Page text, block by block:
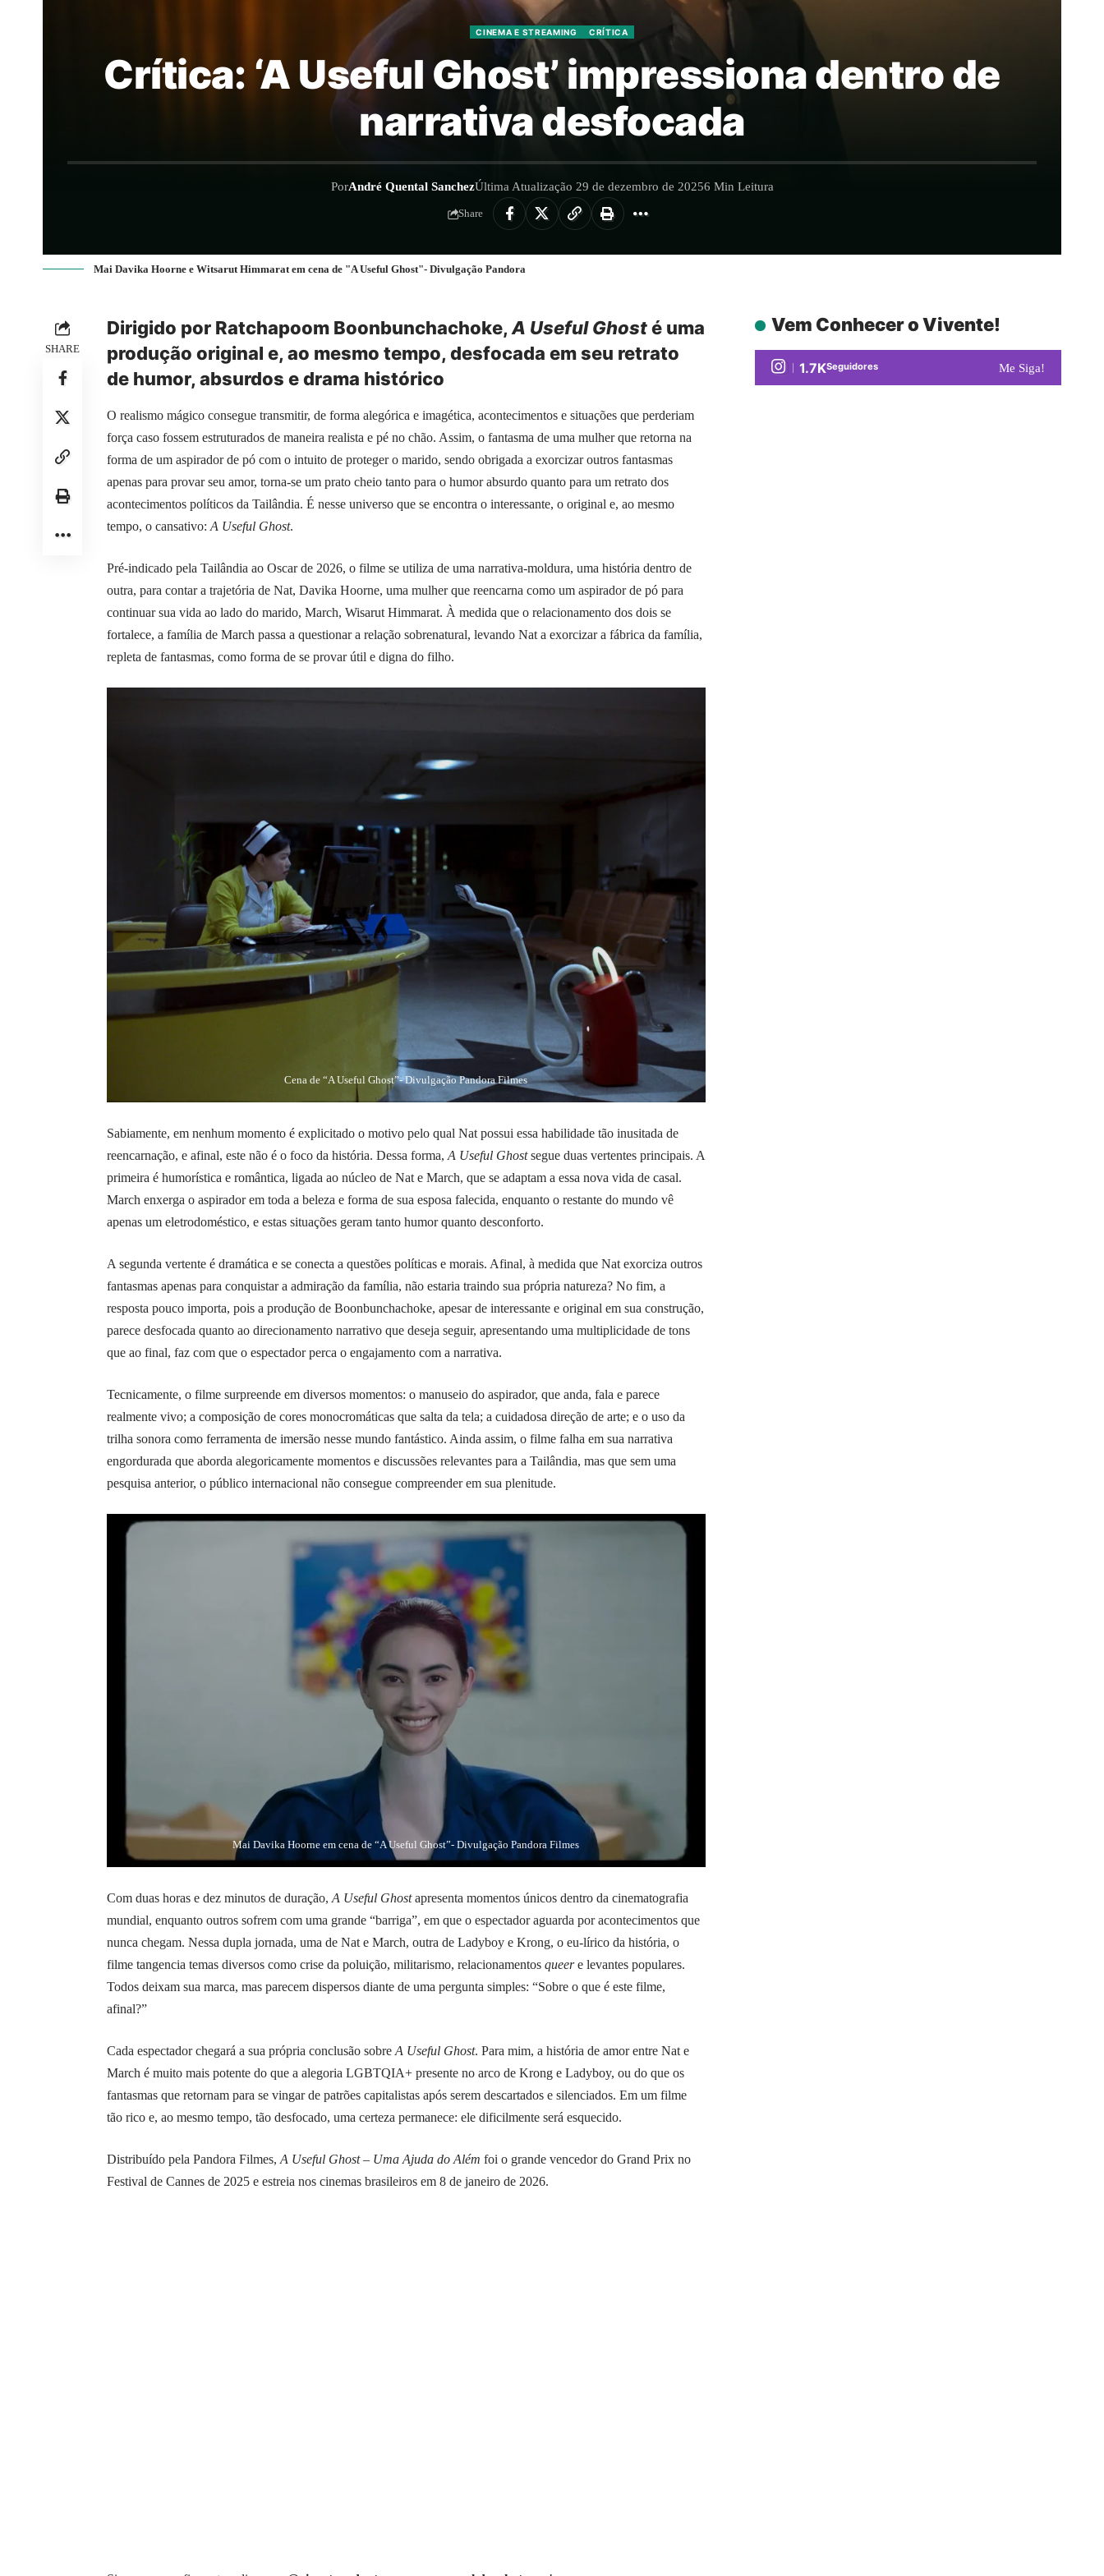
CINEMA E STREAMING CRÍTICA
Crítica: ‘A Useful Ghost’ impressiona dentro de
narrativa desfocada
PorAndré Quental SanchezÚltima Atualização 29 de dezembro de 20256 Min Leitura
Share
Mai Davika Hoorne e Witsarut Himmarat em cena de "A Useful Ghost"- Divulgação Pandora
SHARE
Dirigido por Ratchapoom Boonbunchachoke, A Useful Ghosté uma
produção original e, ao mesmo tempo, desfocada em seu retrato
de humor, absurdos e drama histórico
O realismo mágico consegue transmitir, de forma alegórica e imagética, acontecimentos e situações que perderiam
força caso fossem estruturados de maneira realista e pé no chão. Assim, o fantasma de uma mulher que retorna na
forma de um aspirador de pó com o intuito de proteger o marido, sendo obrigada a exorcizar outros fantasmas
apenas para provar seu amor, torna-se um prato cheio tanto para o humor absurdo quanto para um retrato dos
acontecimentos políticos da Tailândia. É nesse universo que se encontra o interessante, o original e, ao mesmo
tempo, o cansativo: A Useful Ghost.
Pré-indicado pela Tailândia ao Oscar de 2026, o filme se utiliza de uma narrativa-moldura, uma história dentro de
outra, para contar a trajetória de Nat, Davika Hoorne, uma mulher que reencarna como um aspirador de pó para
continuar sua vida ao lado do marido, March, Wisarut Himmarat. À medida que o relacionamento dos dois se
fortalece, a família de March passa a questionar a relação sobrenatural, levando Nat a exorcizar a fábrica da família,
repleta de fantasmas, como forma de se provar útil e digna do filho.
Cena de “A Useful Ghost”- Divulgação Pandora Filmes
Sabiamente, em nenhum momento é explicitado o motivo pelo qual Nat possui essa habilidade tão inusitada de
reencarnação, e afinal, este não é o foco da história. Dessa forma, A Useful Ghostsegue duas vertentes principais. A
primeira é humorística e romântica, ligada ao núcleo de Nat e March, que se adaptam a essa nova vida de casal.
March enxerga o aspirador em toda a beleza e forma de sua esposa falecida, enquanto o restante do mundo vê
apenas um eletrodoméstico, e estas situações geram tanto humor quanto desconforto.
A segunda vertente é dramática e se conecta a questões políticas e morais. Afinal, à medida que Nat exorciza outros
fantasmas apenas para conquistar a admiração da família, não estaria traindo sua própria natureza? No fim, a
resposta pouco importa, pois a produção de Boonbunchachoke, apesar de interessante e original em sua construção,
parece desfocada quanto ao direcionamento narrativo que deseja seguir, apresentando uma multiplicidade de tons
que ao final, faz com que o espectador perca o engajamento com a narrativa.
Tecnicamente, o filme surpreende em diversos momentos: o manuseio do aspirador, que anda, fala e parece
realmente vivo; a composição de cores monocromáticas que salta da tela; a cuidadosa direção de arte; e o uso da
trilha sonora como ferramenta de imersão nesse mundo fantástico. Ainda assim, o filme falha em sua narrativa
engordurada que aborda alegoricamente momentos e discussões relevantes para a Tailândia, mas que sem uma
pesquisa anterior, o público internacional não consegue compreender em sua plenitude.
Mai Davika Hoorne em cena de “A Useful Ghost”- Divulgação Pandora Filmes
Com duas horas e dez minutos de duração, A Useful Ghostapresenta momentos únicos dentro da cinematografia
mundial, enquanto outros sofrem com uma grande “barriga”, em que o espectador aguarda por acontecimentos que
nunca chegam. Nessa dupla jornada, uma de Nat e March, outra de Ladyboy e Krong, o eu-lírico da história, o
filme tangencia temas diversos como crise da poluição, militarismo, relacionamentos queere levantes populares.
Todos deixam sua marca, mas parecem dispersos diante de uma pergunta simples: “Sobre o que é este filme,
afinal?”
Cada espectador chegará a sua própria conclusão sobre A Useful Ghost. Para mim, a história de amor entre Nat e
March é muito mais potente do que a alegoria LGBTQIA+ presente no arco de Krong e Ladyboy, ou do que os
fantasmas que retornam para se vingar de patrões capitalistas após serem descartados e silenciados. Em um filme
tão rico e, ao mesmo tempo, tão desfocado, uma certeza permanece: ele dificilmente será esquecido.
Distribuído pela Pandora Filmes, A Useful Ghost – Uma Ajuda do Além foi o grande vencedor do Grand Prix no
Festival de Cannes de 2025 e estreia nos cinemas brasileiros em 8 de janeiro de 2026.
Vem Conhecer o Vivente!
1.7KSeguidores Me Siga!